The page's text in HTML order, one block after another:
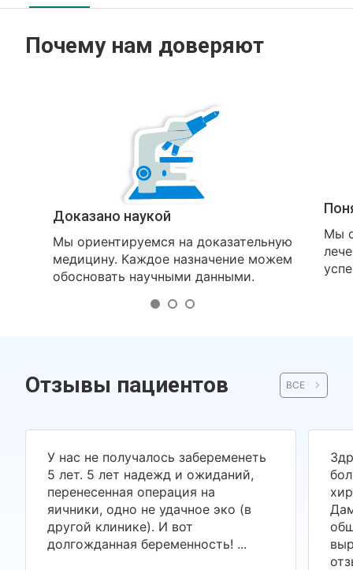
Почему нам доверяют
Доказано наукой
Мы ориентируемся на доказательную
медицину. Каждое назначение можем
обосновать научными данными.
Мы
Отзывы пациентов ВСЕ
У нас не получалось забеременеть
5 лет. 5 лет надежд и ожиданий,
перенесенная операция на
яичники, одно не удачное эко (в
другой клинике). И вот
долгожданная беременность! ...